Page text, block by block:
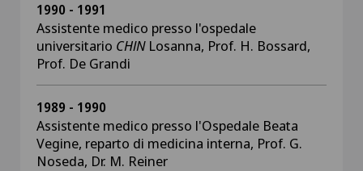
1990 - 1991
Assistente medico presso l'ospedale
universitario CHlN Losanna, Prof. H. Bossard,
Prof. De Grandi
1989 - 1990
Assistente medico presso l'Ospedale Beata
Vegine, reparto di medicina interna, Prof. G.
Noseda, Dr. M. Reiner